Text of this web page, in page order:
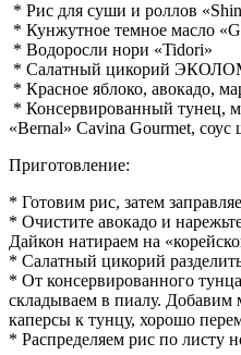
* Рис для суши и роллов
* Кунжутное темное масло
* Водоросли нори «Tidori»
* Салатный цикорий
* Красное яблоко, авокадо,
* Консервированный тунец,
«Bernal» Cavina Gourmet, соус
Приготовление:
* Готовим рис, затем
* Очистите авокадо и
Дайкон натираем на
* Салатный цикорий
* От консервированного
складываем в пиалу. Добавим
каперсы к тунцу, хорошо
* Распределяем рис по листу